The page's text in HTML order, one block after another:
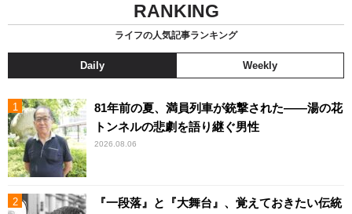
RANKING
ライフの人気記事ランキング
Daily Weekly
81年前の夏、満員列車が銃撃された――湯の花
トンネルの悲劇を語り継ぐ男性
2026.08.06
『一段落』と『大舞台』、覚えておきたい伝統